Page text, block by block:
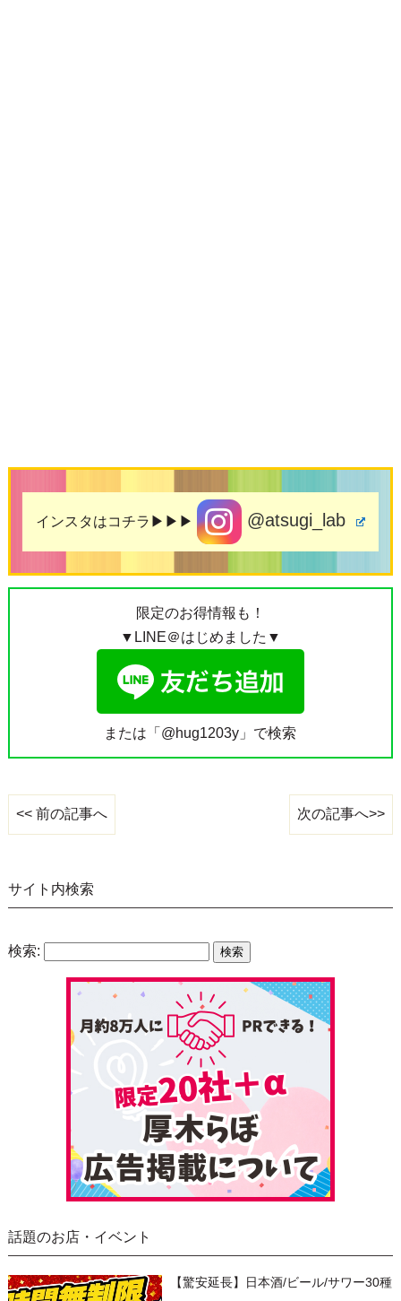
インスタはコチラ▶▶▶ @atsugi_lab
限定のお得情報も！
▼LINE＠はじめました▼
または「@hug1203y」で検索
<< 前の記事へ 次の記事へ>>
サイト内検索
検索:
話題のお店・イベント
【驚安延長】日本酒/ビール/サワー30種